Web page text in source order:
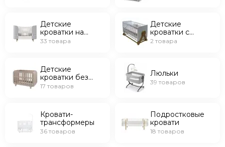
Детские
кроватки на
колесах
33 товара
Детские
кроватки с
поперечным
2 товара
Детские
кроватки без
маятника
17 товаров
Люльки
39 товаров
Кровати-
трансформеры
36 товаров
Подростковые
кровати
18 товаров